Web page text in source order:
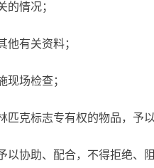
的情况；
他有关资料；
现场检查；
克标志专有权的物品，予
协助、配合，不得拒绝、阻